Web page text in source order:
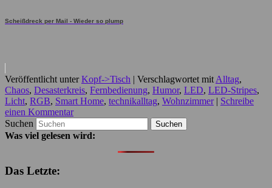
Scheißdreck per Mail - Wieder so plump
Veröffentlicht unter Kopf->Tisch Verschlagwortet mitAlltag,
Chaos, Desasterkreis, Fernbedienung, Humor, LED, LED-Stripes,
Licht, RGB, Smart Home, technikalltag, Wohnzimmer
Schreibe
einen Kommentar
Suchen
Was viel gelesen wird:
Das Letzte: